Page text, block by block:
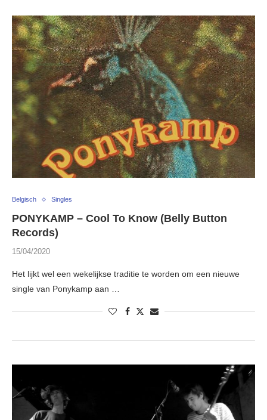
Belgisch Singles
PONYKAMP – Cool To Know (Belly Button
Records)
15/04/2020
Het lijkt wel een wekelijkse traditie te worden om een nieuwe
single van Ponykamp aan …